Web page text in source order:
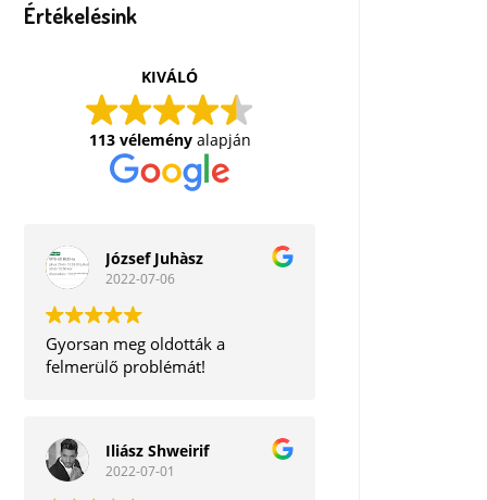
Értékelésink
KIVÁLÓ
113 véleményalapján
József Juhàsz
2022-07-06
Gyorsan meg oldották a
felmerülő problémát!
Iliász Shweirif
2022-07-01